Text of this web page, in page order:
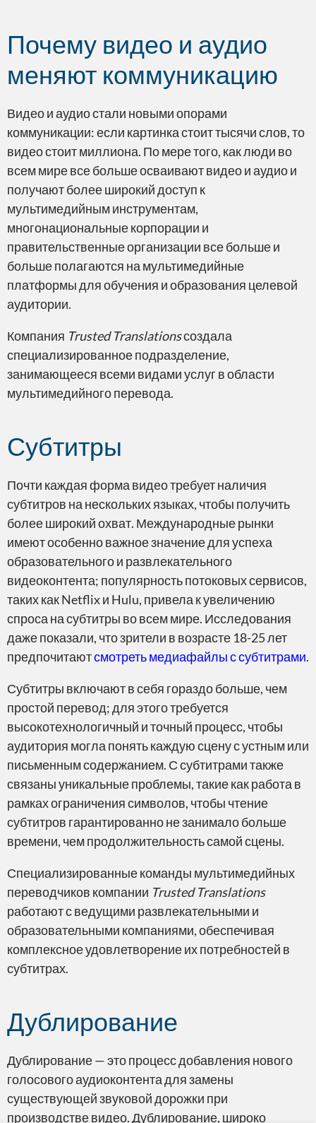
Документ
Веб-сайт
Локализация
Глобализация
Сертификация
Компьютерная верстка
Творческая адаптация
Субтитры и CART
Редактирование/рецензирование
Почему видео и аудио
меняют коммуникацию
Видео и аудио стали новыми опорами
коммуникации: если картинка стоит тысячи слов, то
видео стоит миллиона. По мере того, как люди во
всем мире все больше осваивают видео и аудио и
получают более широкий доступ к
мультимедийным инструментам,
многонациональные корпорации и
правительственные организации все больше и
больше полагаются на мультимедийные
платформы для обучения и образования целевой
аудитории.
Компания Trusted Translationsсоздала
специализированное подразделение,
занимающееся всеми видами услуг в области
мультимедийного перевода.
Субтитры
Почти каждая форма видео требует наличия
субтитров на нескольких языках, чтобы получить
более широкий охват. Международные рынки
имеют особенно важное значение для успеха
образовательного и развлекательного
видеоконтента; популярность потоковых сервисов,
таких как Netflix и Hulu, привела к увеличению
спроса на субтитры во всем мире. Исследования
даже показали, что зрители в возрасте 18-25 лет
предпочитаютсмотреть медиафайлы с субтитрами.
Субтитры включают в себя гораздо больше, чем
простой перевод; для этого требуется
высокотехнологичный и точный процесс, чтобы
аудитория могла понять каждую сцену с устным или
письменным содержанием. С субтитрами также
связаны уникальные проблемы, такие как работа в
рамках ограничения символов, чтобы чтение
субтитров гарантированно не занимало больше
времени, чем продолжительность самой сцены.
Специализированные команды мультимедийных
переводчиков компании Trusted Translations
работают с ведущими развлекательными и
образовательными компаниями, обеспечивая
комплексное удовлетворение их потребностей в
субтитрах.
Дублирование
Дублирование — это процесс добавления нового
голосового аудиоконтента для замены
существующей звуковой дорожки при
производстве видео. Дублирование, широко